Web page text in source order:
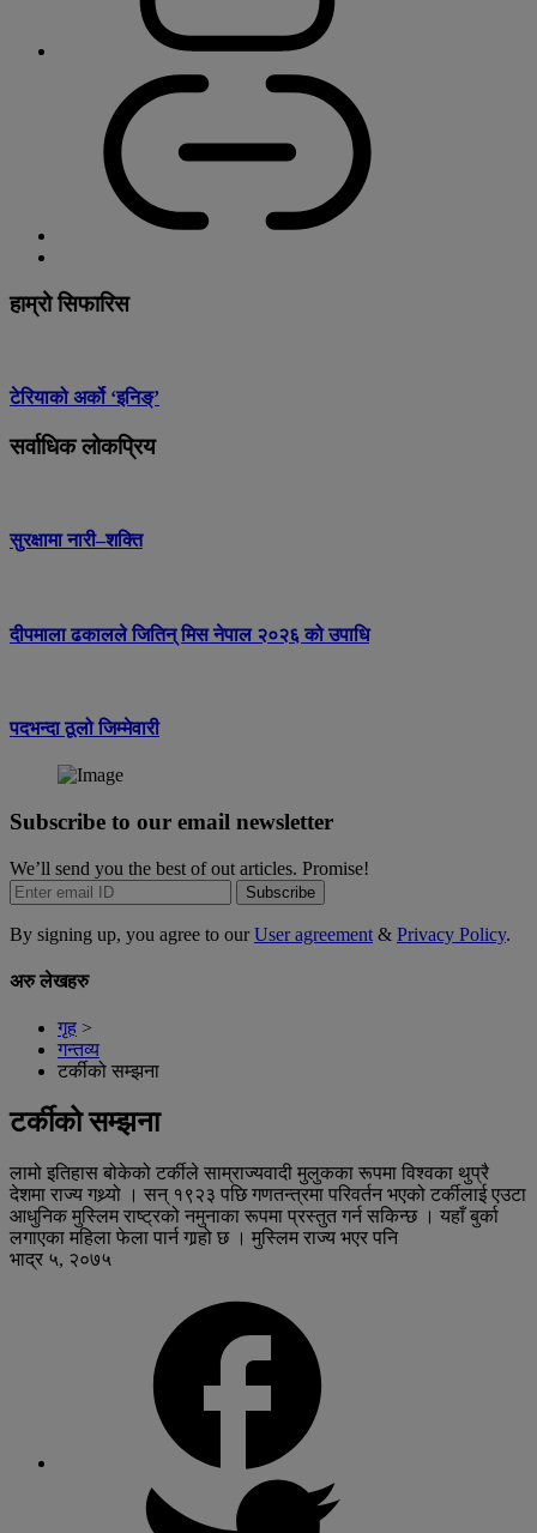
हाम्रो सिफारिस
टेरियाको अर्को ‘इनिङ्’
सर्वाधिक लोकप्रिय
सुरक्षामा नारी–शक्ति
दीपमाला ढकालले जितिन् मिस नेपाल २०२६ को उपाधि
पदभन्दा ठूलो जिम्मेवारी
Subscribe to our email newsletter
We’ll send you the best of out articles. Promise!
Subscribe
By signing up, you agree to ourUser agreement & Privacy Policy.
अरु लेखहरु
गृह >
गन्तव्य
टर्कीको सम्झना
टर्कीको सम्झना
लामो इतिहास बोकेको टर्कीले साम्राज्यवादी मुलुकका रूपमा विश्वका थुप्रै
देशमा राज्य गथ्र्यो । सन् १९२३ पछि गणतन्त्रमा परिवर्तन भएको टर्कीलाई एउटा
आधुनिक मुस्लिम राष्ट्रको नमुनाका रूपमा प्रस्तुत गर्न सकिन्छ । यहाँ बुर्का
लगाएका महिला फेला पार्न गार्‍हो छ । मुस्लिम राज्य भएर पनि
भाद्र ५, २०७५